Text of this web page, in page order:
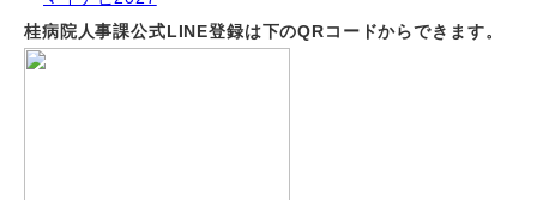
桂病院人事課公式LINE登録は下のQRコードからできます。